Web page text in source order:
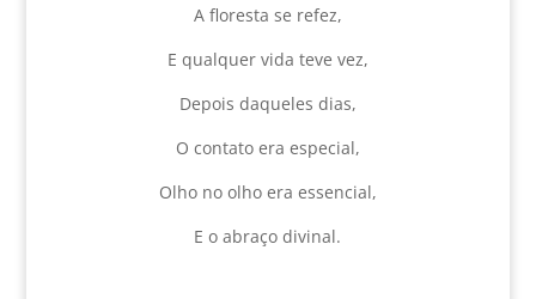
A floresta se refez,
E qualquer vida teve vez,
Depois daqueles dias,
O contato era especial,
Olho no olho era essencial,
E o abraço divinal.